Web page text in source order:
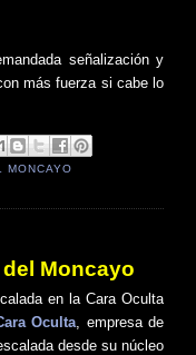
señalización y
más fuerza si cabe lo
MONCAYO
Moncayo
en la Cara Oculta
Oculta , empresa de
desde su núcleo